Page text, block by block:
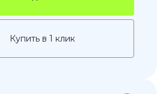
Купить в 1 клик